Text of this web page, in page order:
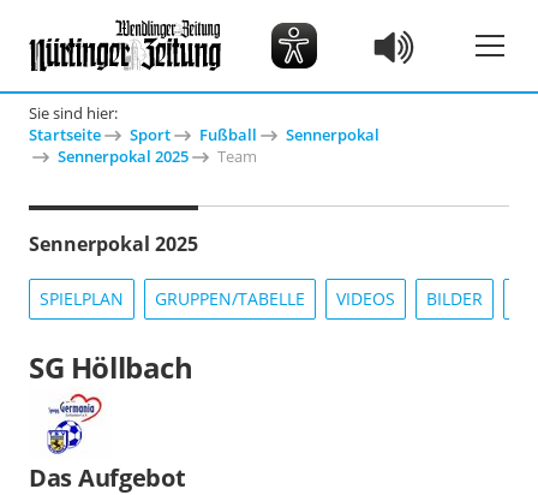
Sie sind hier:
Startseite
Sport Fußball
Sennerpokal
Sennerpokal 2025
Team
Sennerpokal 2025
SPIELPLAN GRUPPEN/TABELLE VIDEOS BILDER
SG Höllbach
Das Aufgebot